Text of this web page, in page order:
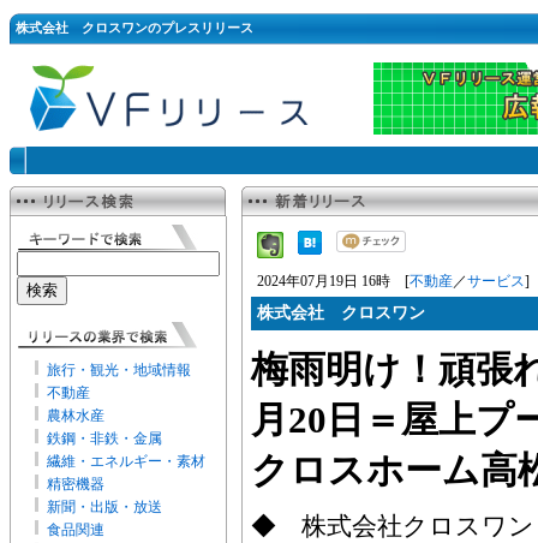
株式会社 クロスワンのプレスリリース
旅行・観光・地域情報
不動産
農林水産
鉄鋼・非鉄・金属
繊維・エネルギー・素材
精密機器
新聞・出版・放送
食品関連
2024年07月19日 16時 [不動産／サービス]
株式会社 クロスワン
梅雨明け！頑張
月20日＝屋上プ
クロスホーム高
◆ 株式会社クロスワン